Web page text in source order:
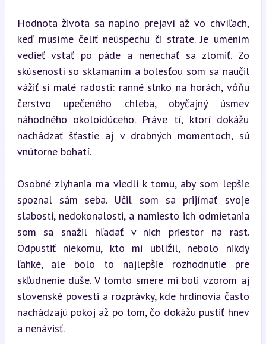
Hodnota života sa naplno prejaví až vo chvíľach,
keď musíme čeliť neúspechu či strate. Je umením
vedieť vstať po páde a nenechať sa zlomiť. Zo
skúseností so sklamaním a bolesťou som sa naučil
vážiť si malé radosti: ranné slnko na horách, vôňu
čerstvo upečeného chleba, obyčajný úsmev
náhodného okoloidúceho. Práve tí, ktorí dokážu
nachádzať šťastie aj v drobných momentoch, sú
vnútorne bohatí.
Osobné zlyhania ma viedli k tomu, aby som lepšie
spoznal sám seba. Učil som sa prijímať svoje
slabosti, nedokonalosti, a namiesto ich odmietania
som sa snažil hľadať v nich priestor na rast.
Odpustiť niekomu, kto mi ublížil, nebolo nikdy
ľahké, ale bolo to najlepšie rozhodnutie pre
skľudnenie duše. V tomto smere mi boli vzorom aj
slovenské povesti a rozprávky, kde hrdinovia často
nachádzajú pokoj až po tom, čo dokážu pustiť hnev
a nenávisť.